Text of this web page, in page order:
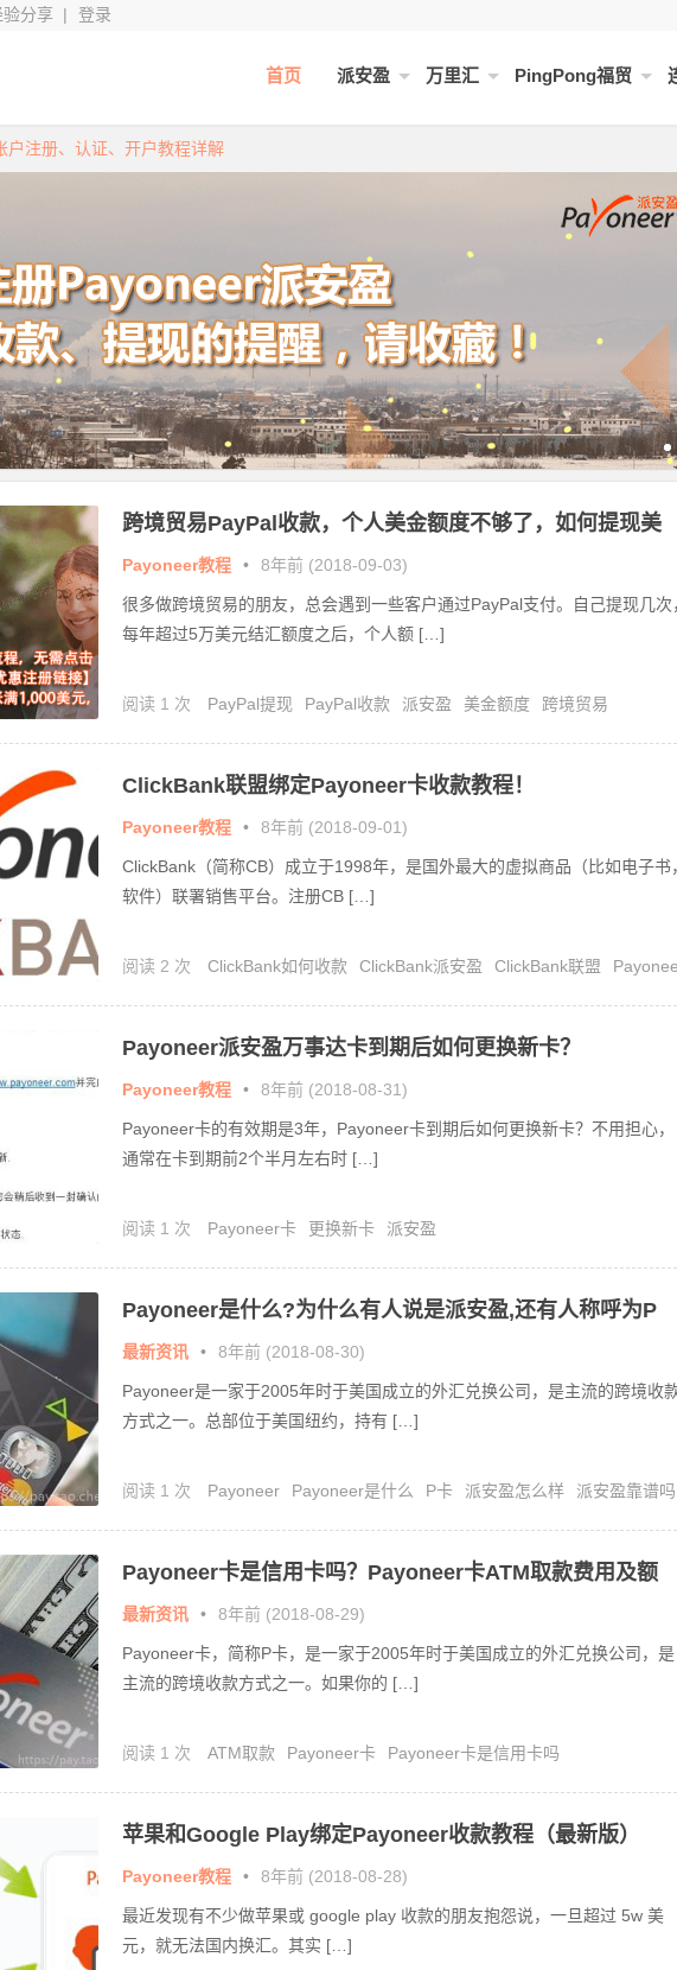
验分享 | 登录
首页 派安盈 万里汇 PingPong福贸
户注册、认证、开户教程详解
跨境贸易PayPal收款，个人美金额度不够了，如何提现美
金？
Payoneer教程 • 8年前 (2018-09-03)
很多做跨境贸易的朋友，总会遇到一些客户通过PayPal支付。自己提现几次
每年超过5万美元结汇额度之后，个人额 […]
阅读 1 次 PayPal提现 PayPal收款 派安盈 美金额度 跨境贸易
ClickBank联盟绑定Payoneer卡收款教程！
Payoneer教程 • 8年前 (2018-09-01)
ClickBank（简称CB）成立于1998年，是国外最大的虚拟商品（比如电子书
软件）联署销售平台。注册CB […]
阅读 2 次 ClickBank如何收款 ClickBank派安盈 ClickBank联盟
Payoneer派安盈万事达卡到期后如何更换新卡？
Payoneer教程 • 8年前 (2018-08-31)
Payoneer卡的有效期是3年，Payoneer卡到期后如何更换新卡？不用担心，
通常在卡到期前2个半月左右时 […]
阅读 1 次 Payoneer卡 更换新卡 派安盈
Payoneer是什么?为什么有人说是派安盈,还有人称呼为P
卡?
最新资讯 • 8年前 (2018-08-30)
Payoneer是一家于2005年时于美国成立的外汇兑换公司，是主流的跨境收
方式之一。总部位于美国纽约，持有 […]
阅读 1 次 Payoneer Payoneer是什么 P卡 派安盈怎么样 派安盈靠谱吗
Payoneer卡是信用卡吗？Payoneer卡ATM取款费用及额
度！
最新资讯 • 8年前 (2018-08-29)
Payoneer卡，简称P卡，是一家于2005年时于美国成立的外汇兑换公司，是
主流的跨境收款方式之一。如果你的 […]
阅读 1 次 ATM取款 Payoneer卡 Payoneer卡是信用卡吗
苹果和Google Play绑定Payoneer收款教程（最新版）
Payoneer教程 • 8年前 (2018-08-28)
最近发现有不少做苹果或 google play 收款的朋友抱怨说，一旦超过 5w 美
元，就无法国内换汇。其实 […]